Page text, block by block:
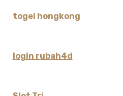
togel hongkong
login rubah4d